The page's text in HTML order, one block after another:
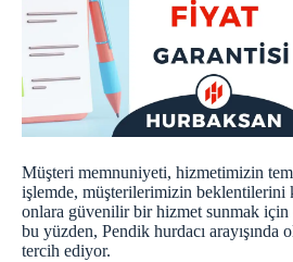
Müşteri memnuniyeti, hizmetimizin
işlemde, müşterilerimizin beklentilerini
onlara güvenilir bir hizmet sunmak için
bu yüzden, Pendik hurdacı arayışında
tercih ediyor.